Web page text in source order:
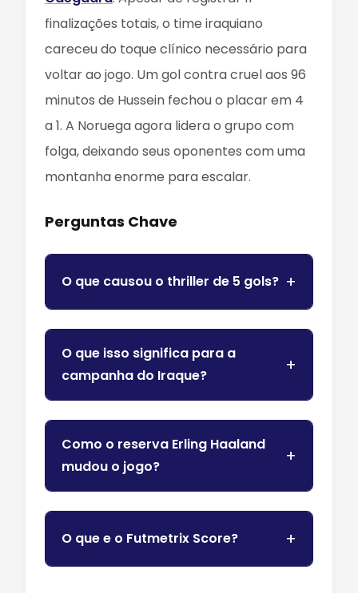
finalizações totais, o time iraquiano
careceu do toque clínico necessário para
voltar ao jogo. Um gol contra cruel aos 96
minutos de Hussein fechou o placar em 4
a 1. A Noruega agora lidera o grupo com
folga, deixando seus oponentes com uma
montanha enorme para escalar.
Perguntas Chave
O que causou o thriller de 5 gols?
O que isso significa para a
campanha do Iraque?
Como o reserva Erling Haaland
mudou o jogo?
O que e o Futmetrix Score?